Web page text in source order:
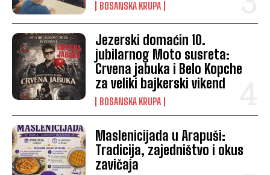
BOSANSKA KRUPA
Jezerski domaćin 10.
jubilarnog Moto susreta:
Crvena jabuka i Belo Kopche
za veliki bajkerski vikend
BOSANSKA KRUPA
Maslenicijada u Arapuši:
Tradicija, zajedništvo i okus
zavičaja